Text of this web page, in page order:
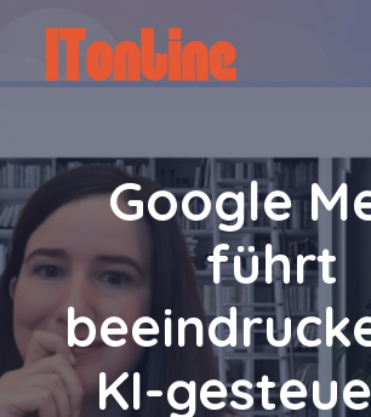
springen
Google
führt
KI-